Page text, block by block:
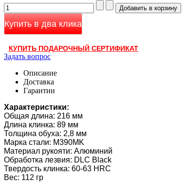
Купить в два клика
КУПИТЬ ПОДАРОЧНЫЙ СЕРТИФИКАТ
Задать вопрос
Описание
Доставка
Гарантии
Характеристики:
Общая длина: 216 мм
Длина клинка: 89 мм
Толщина обуха: 2,8 мм
Марка стали: M390MK
Материал рукояти: Алюминий
Обработка лезвия: DLC Black
Твердость клинка: 60-63 HRC
Вес: 112 гр